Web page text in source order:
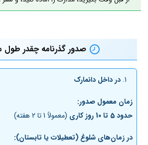
صدور گذرنامه چقدر
در داخل دانمارک
زمان معمول صدور:
حدود 5 تا 10 روز کاری
(معمولاً 1 تا 2 هفته)
در زمان‌های شلوغ (تعطیلات یا تابستان):